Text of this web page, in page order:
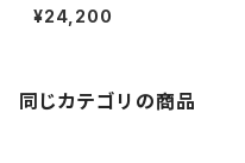
¥24,200
同じカテゴリの商品